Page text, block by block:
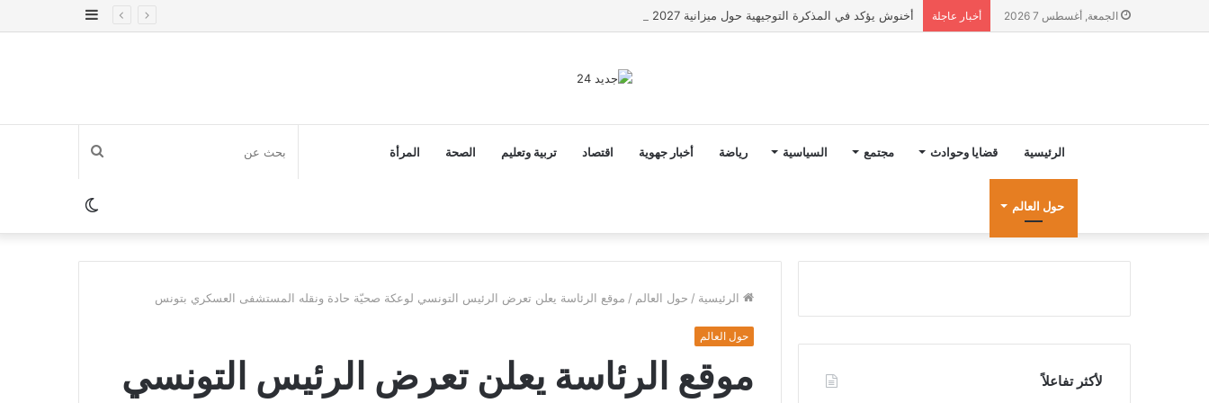
الجمعة, أغسطس 7 2026 أخبار عاجلة أخنوش يؤكد في المذكرة التوجيهية حول ميزانية 2027 أن ثوابت العدالة الاجتماعية والمجالية خيار استراتيجي للبلاد
إضافة
الرئيسية قضايا وحوادث مجتمع السياسية رياضة أخبار جهوية اقتصاد تربية وتعليم الصحة المرأة
حول العالم
بحث
عنالوضع
المظلم
الرئيسية / حول العالم / موقع الرئاسة يعلن تعرض الرئيس التونسي لوعكة صحيّة حادة ونقله المستشفى العسكري بتونس
حول العالم
موقع الرئاسة يعلن تعرض الرئيس التونسي
لأكثر تفاعلاً